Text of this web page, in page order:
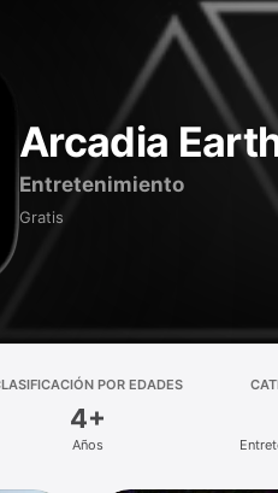
Arcadia
Entretenimiento
Gratis
POR EDADES
4+
Años